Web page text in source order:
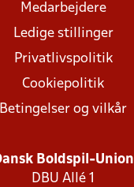
Medarbejdere
Ledige stillinger
Privatlivspolitik
Cookiepolitik
Betingelser og vilkår
Boldspil-Union
DBU Allé 1